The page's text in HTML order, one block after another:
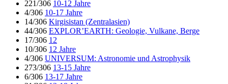
221/306 10-12 Jahre
4/306 10-17 Jahre
14/306 Kirgisistan (Zentralasien)
44/306 EXPLOR’EARTH: Geologie, Vulkane, Berge
17/306 12
10/306 12 Jahre
4/306 UNIVERSUM: Astronomie und Astrophysik
273/306 13-15 Jahre
6/306 13-17 Jahre